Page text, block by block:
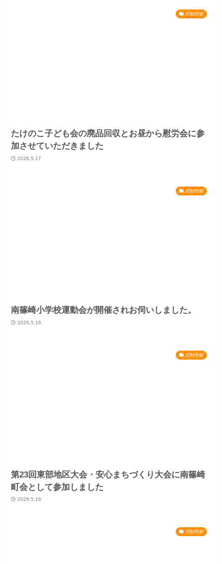
活動情報
たけのこ子ども会の廃品回収とお昼から慰労会に参
加させていただきました
2026.5.17
活動情報
南篠崎小学校運動会が開催されお伺いしました。
2026.5.16
活動情報
第23回東部地区大会・安心まちづくり大会に南篠崎
町会として参加しました
2026.5.16
活動情報